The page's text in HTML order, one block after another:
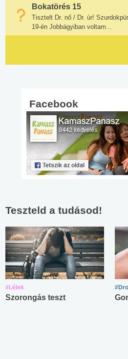
Bokatörés 15
Tisztelt Dr. nő / Dr. úr!
19-én Jobbágyiban voltam...
Facebook
Teszteld a tudásod!
#Lélek
Szorongás teszt